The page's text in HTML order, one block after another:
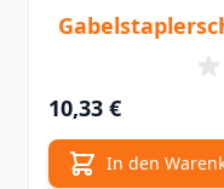
10,33 €
In den